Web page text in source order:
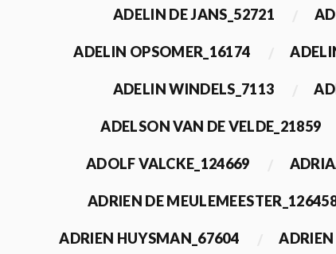
ADELIN DE JANS_52721
ADELIN OPSOMER_16174
ADELIN WINDELS_7113
ADELSON VAN DE VELDE_21859
ADOLF VALCKE_124669
ADRIEN DE
ADRIEN HUYSMAN_67604